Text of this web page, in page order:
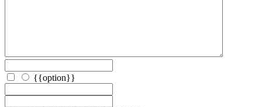
{{option}}